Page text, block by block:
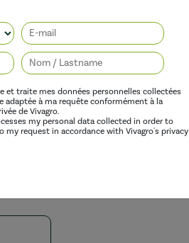
et de la mise en réserve.
4-6 feuilles (BBCH 14-16),
61).
stades bourgeons verts
60-63).
via le lien ci-dessous
et traite mes données personnelles collectées
adaptée à ma requête conformément à la
de Vivagro.
my personal data collected in order to
my request in accordance with Vivagro's privacy